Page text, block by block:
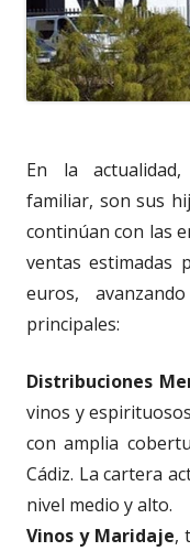
En la
familiar, son sus
continúan con las
ventas estimadas
euros,
principales:
Distribuciones
vinos y
con amplia
Cádiz. La cartera
nivel medio y alto.
Vinos y Maridaje,